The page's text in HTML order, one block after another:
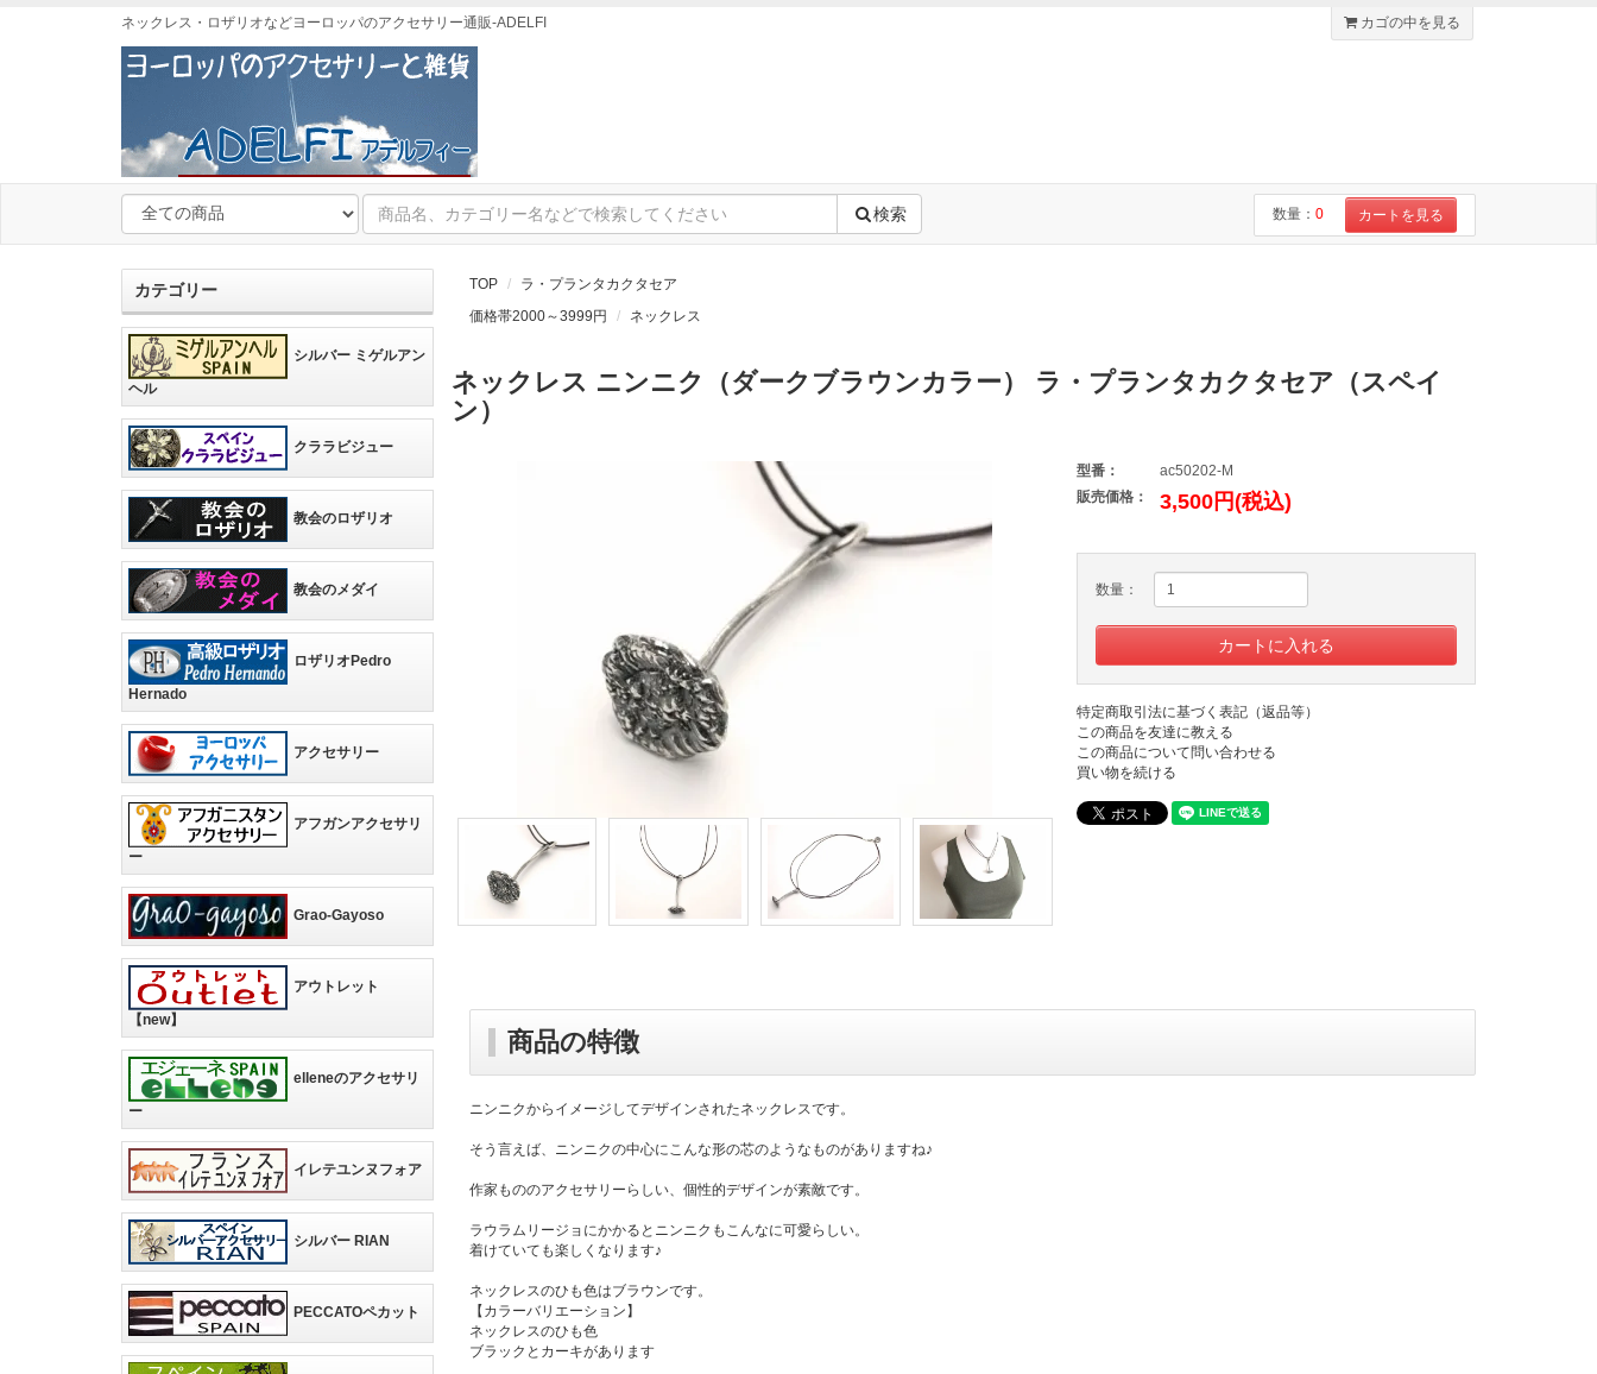
ネックレス・ロザリオなどヨーロッパのアクセサリー通販-ADELFI カゴの中を見る
検索 数量： 0 カートを見る
TOP
ラ・プランタカクタセア
価格帯2000～3999円
ネックレス
ネックレス ニンニク（ダークブラウンカラー） ラ・プランタカクタセア（スペイ
ン）
型番：
ac50202-M
販売価格：
3,500円(税込)
数量：
特定商取引法に基づく表記（返品等）
この商品を友達に教える
この商品について問い合わせる
買い物を続ける
商品の特徴
ニンニクからイメージしてデザインされたネックレスです。
そう言えば、ニンニクの中心にこんな形の芯のようなものがありますね♪
作家もののアクセサリーらしい、個性的デザインが素敵です。
ラウラムリージョにかかるとニンニクもこんなに可愛らしい。
着けていても楽しくなります♪
ネックレスのひも色はブラウンです。
【カラーバリエーション】
ネックレスのひも色
ブラックとカーキがあります
カテゴリー
シルバー ミゲルアン
ヘル
クララビジュー
教会のロザリオ
教会のメダイ
ロザリオPedro
Hernado
アクセサリー
アフガンアクセサリ
ー
Grao-Gayoso
アウトレット
【new】
elleneのアクセサリ
ー
イレテユンヌフォア
シルバー RIAN
PECCATOペカット